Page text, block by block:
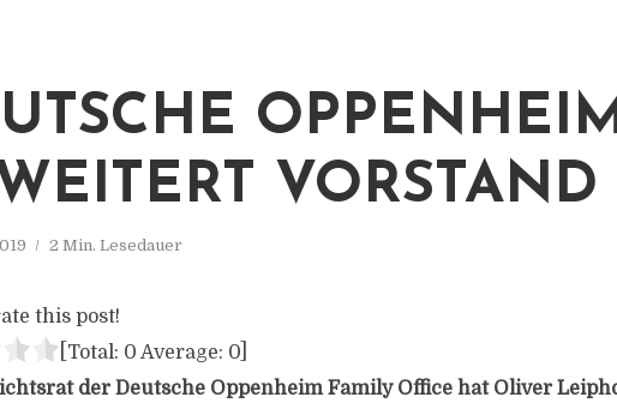
VORSTAND
2 Min. Lesedauer
this post!
[Total: 0 Average: 0
der Deutsche Oppenheim Family Office hat Oliver